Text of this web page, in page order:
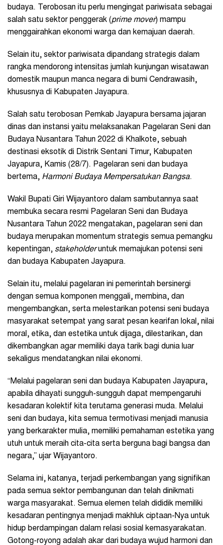
budaya. Terobosan itu perlu mengingat pariwisata sebagai
salah satu sektor penggerak (prime mover) mampu
menggairahkan ekonomi warga dan kemajuan daerah.
Selain itu, sektor pariwisata dipandang strategis dalam
rangka mendorong intensitas jumlah kunjungan wisatawan
domestik maupun manca negara di bumi Cendrawasih,
khususnya di Kabupaten Jayapura.
Salah satu terobosan Pemkab Jayapura bersama jajaran
dinas dan instansi yaitu melaksanakan Pagelaran Seni dan
Budaya Nusantara Tahun 2022 di Khalkote, sebuah
destinasi eksotik di Distrik Sentani Timur, Kabupaten
Jayapura, Kamis (28/7). Pagelaran seni dan budaya
bertema, Harmoni Budaya Mempersatukan Bangsa.
Wakil Bupati Giri Wijayantoro dalam sambutannya saat
membuka secara resmi Pagelaran Seni dan Budaya
Nusantara Tahun 2022 mengatakan, pagelaran seni dan
budaya merupakan momentum strategis semua pemangku
kepentingan, stakeholderuntuk memajukan potensi seni
dan budaya Kabupaten Jayapura.
Selain itu, melalui pagelaran ini pemerintah bersinergi
dengan semua komponen menggali, membina, dan
mengembangkan, serta melestarikan potensi seni budaya
masyarakat setempat yang sarat pesan kearifan lokal, nilai
moral, etika, dan estetika untuk dijaga, dilestarikan, dan
dikembangkan agar memiliki daya tarik bagi dunia luar
sekaligus mendatangkan nilai ekonomi.
“Melalui pagelaran seni dan budaya Kabupaten Jayapura,
apabila dihayati sungguh-sungguh dapat mempengaruhi
kesadaran kolektif kita terutama generasi muda. Melalui
seni dan budaya, kita semua termotivasi menjadi manusia
yang berkarakter mulia, memiliki pemahaman estetika yang
utuh untuk meraih cita-cita serta berguna bagi bangsa dan
negara,” ujar Wijayantoro.
Selama ini, katanya, terjadi perkembangan yang signifikan
pada semua sektor pembangunan dan telah dinikmati
warga masyarakat. Semua elemen telah dididik memiliki
kesadaran pentingnya menjadi makhluk ciptaan-Nya untuk
hidup berdampingan dalam relasi sosial kemasyarakatan.
Gotong-royong adalah akar dari budaya wujud harmoni dan